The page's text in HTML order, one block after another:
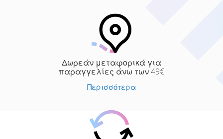
Δωρεάν μεταφορικά για
παραγγελίες άνω των 49€
Περισσότερα